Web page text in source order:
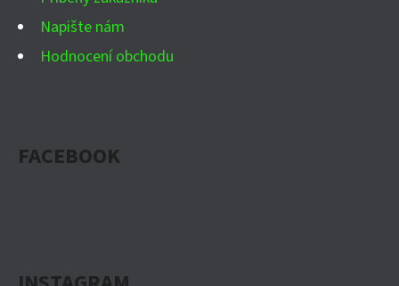
Napište nám
Hodnocení obchodu
FACEBOOK